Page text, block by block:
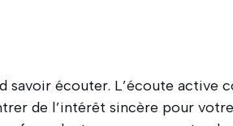
savoir écouter. L’écoute active
de l’intérêt sincère pour